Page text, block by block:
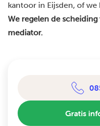
kantoor in Eijsden, of
We regelen de
mediator.
Gratis